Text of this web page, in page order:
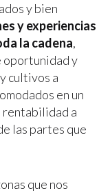
y bien
y experiencias
la cadena,
oportunidad y
cultivos a
en un
rentabilidad a
las partes que
que nos